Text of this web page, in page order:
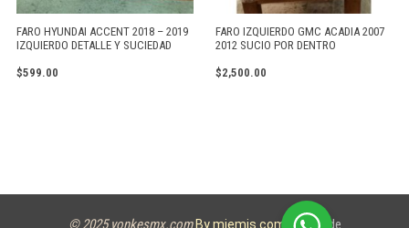
FARO HYUNDAI ACCENT 2018 – 2019
IZQUIERDO DETALLE Y SUCIEDAD
$599.00
FARO IZQUIERDO GMC ACADIA 2007
2012 SUCIO POR DENTRO
$2,500.00
© 2025 yonkesmx.com By miemis.com Aviso de